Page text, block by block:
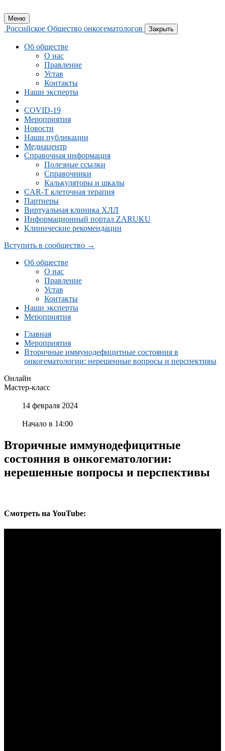
Меню
Российское Общество онкогематологов Закрыть
Об обществе
О нас
Правление
Устав
Контакты
Наши эксперты
COVID-19
Мероприятия
Новости
Наши публикации
Медиацентр
Справочная информация
Полезные ссылки
Справочники
Калькуляторы и шкалы
CAR-Т клеточная терапия
Партнеры
Виртуальная клиника ХЛЛ
Информационный портал ZARUKU
Клинические рекомендации
Вступить в сообщество →
Об обществе
О нас
Правление
Устав
Контакты
Наши эксперты
Мероприятия
Главная
Мероприятия
Вторичные иммунодефицитные состояния в
онкогематологии: нерешенные вопросы и перспективы
Онлайн
Мастер-класс
14 февраля 2024
Начало в 14:00
Вторичные иммунодефицитные
состояния в онкогематологии:
нерешенные вопросы и перспективы
Cмотреть на YouTube: